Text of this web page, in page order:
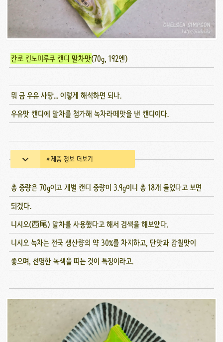
칸로 킨노미루쿠 캔디 말차맛(70g, 192엔)
뭐 금 우유 사탕... 이렇게 해석하면 되나.
우유맛 캔디에 말차를 첨가해 녹차라떼맛을 낸 캔디이다.
※제품 정보 더보기
총 중량은 70g이고 개별 캔디 중량이 3.9g이니 총 18개 들었다고 보면
되겠다.
니시오(西尾) 말차를 사용했다고 해서 검색을 해보았다.
니시오 녹차는 전국 생산량의 약 30%를 차지하고, 단맛과 감칠맛이
좋으며, 선명한 녹색을 띠는 것이 특징이라고.